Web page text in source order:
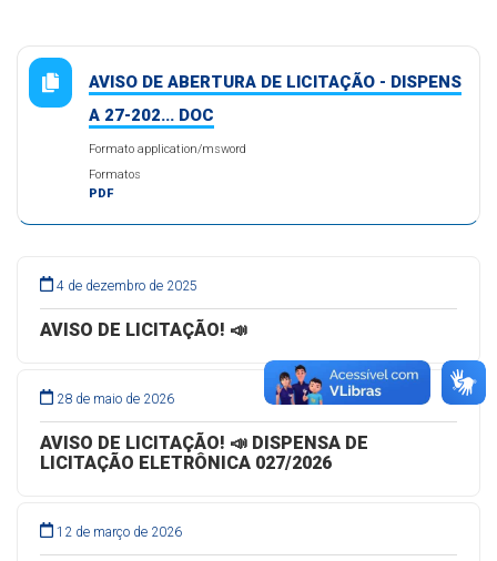
AVISO DE ABERTURA DE LICITAÇÃO - DISPENS
A 27-202... DOC
Formato application/msword
Formatos
PDF
4 de dezembro de 2025
AVISO DE LICITAÇÃO! 📣
28 de maio de 2026
AVISO DE LICITAÇÃO! 📣 DISPENSA DE
LICITAÇÃO ELETRÔNICA 027/2026
12 de março de 2026